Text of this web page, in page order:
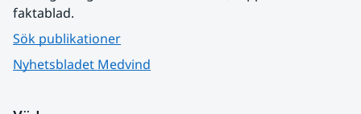
faktablad.
Sök publikationer
Nyhetsbladet Medvind